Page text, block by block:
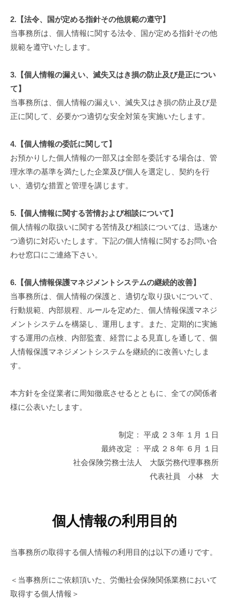
2.【法令、国が定める指針その他規範の遵守】
当事務所は、個人情報に関する法令、国が定める指針その他
規範を遵守いたします。
3.【個人情報の漏えい、滅失又はき損の防止及び是正につい
て】
当事務所は、個人情報の漏えい、滅失又はき損の防止及び是
正に関して、必要かつ適切な安全対策を実施いたします。
4.【個人情報の委託に関して】
お預かりした個人情報の一部又は全部を委託する場合は、管
理水準の基準を満たした企業及び個人を選定し、契約を行
い、適切な措置と管理を講じます。
5.【個人情報に関する苦情および相談について】
個人情報の取扱いに関する苦情及び相談については、迅速か
つ適切に対応いたします。下記の個人情報に関するお問い合
わせ窓口にご連絡下さい。
6.【個人情報保護マネジメントシステムの継続的改善】
当事務所は、個人情報の保護と、適切な取り扱いについて、
行動規範、内部規程、ルールを定めた、個人情報保護マネジ
メントシステムを構築し、運用します。また、定期的に実施
する運用の点検、内部監査、経営による見直しを通して、個
人情報保護マネジメントシステムを継続的に改善いたしま
す。
本方針を全従業者に周知徹底させるとともに、全ての関係者
様に公表いたします。
制定： 平成 ２３年 １月 １日
最終改定 ： 平成 ２８年 ６月 １日
社会保険労務士法人 大阪労務代理事務所
代表社員 小林 大
個人情報の利用目的
当事務所の取得する個人情報の利用目的は以下の通りです。
＜当事務所にご依頼頂いた、労働社会保険関係業務において
取得する個人情報＞